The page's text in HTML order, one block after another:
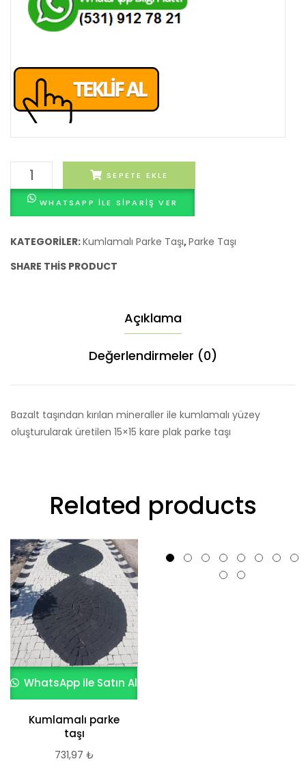
Bazalt
Kumlamalı
15×15
adet
SEPETE EKLE
WHATSAPP ILE SIPARIŞ VER
KATEGORILER:Kumlamalı Parke Taşı,Parke Taşı
SHARE THIS PRODUCT
Açıklama
Değerlendirmeler (0)
Bazalt taşından kırılan mineraller ile kumlamalı yüzey
oluşturularak üretilen 15×15 kare plak parke taşı
Related products
WhatsApp ile Satın Al
Kumlamalı parke
taşı
731,97 ₺